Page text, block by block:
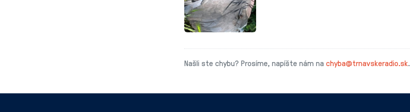
Našli ste chybu? Prosíme, napíšte nám na chyba@trnavskeradio.sk.